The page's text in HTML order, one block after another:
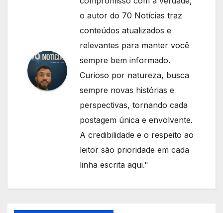
o autor do 70 Notícias traz
conteúdos atualizados e
relevantes para manter você
sempre bem informado.
Curioso por natureza, busca
sempre novas histórias e
perspectivas, tornando cada
postagem única e envolvente.
A credibilidade e o respeito ao
leitor são prioridade em cada
linha escrita aqui."